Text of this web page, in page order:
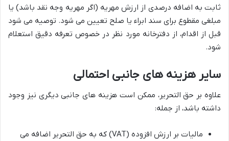
ثابت به اضافه درصدی از ارزش مهریه (اگر مهریه وجه نقد باشد) یا
مبلغی مقطوع برای سند ابراء یا صلح تعیین می شود. توصیه می شود
قبل از اقدام، از دفترخانه مورد نظر در خصوص تعرفه دقیق استعلام
شود.
سایر هزینه های جانبی احتمالی
علاوه بر حق التحریر، ممکن است هزینه های جانبی دیگری نیز وجود
داشته باشد، از جمله:
مالیات بر ارزش افزوده (VAT) که به حق التحریر اضافه می